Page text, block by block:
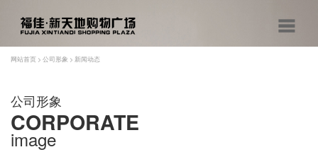
网站首页 > 公司形象 > 新闻动态
公司形象
CORPORATE
image